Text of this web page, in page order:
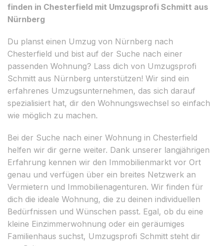
finden in Chesterfield mit Umzugsprofi Schmitt aus
Nürnberg
Du planst einen Umzug von Nürnberg nach
Chesterfield und bist auf der Suche nach einer
passenden Wohnung? Lass dich von Umzugsprofi
Schmitt aus Nürnberg unterstützen! Wir sind ein
erfahrenes Umzugsunternehmen, das sich darauf
spezialisiert hat, dir den Wohnungswechsel so einfach
wie möglich zu machen.
Bei der Suche nach einer Wohnung in Chesterfield
helfen wir dir gerne weiter. Dank unserer langjährigen
Erfahrung kennen wir den Immobilienmarkt vor Ort
genau und verfügen über ein breites Netzwerk an
Vermietern und Immobilienagenturen. Wir finden für
dich die ideale Wohnung, die zu deinen individuellen
Bedürfnissen und Wünschen passt. Egal, ob du eine
kleine Einzimmerwohnung oder ein geräumiges
Familienhaus suchst, Umzugsprofi Schmitt steht dir